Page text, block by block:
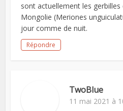
sont actuellement les
Mongolie (Meriones
jour comme de nuit.
Répondre
TwoBlue
11 mai 2021 à